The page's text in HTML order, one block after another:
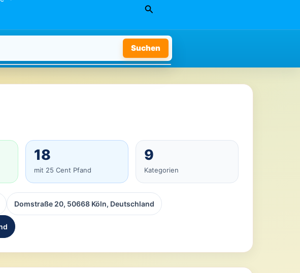
Suchen
Suchen
18
mit 25 Cent Pfand
9
Kategorien
Domstraße 20, 50668 Köln, Deutschland